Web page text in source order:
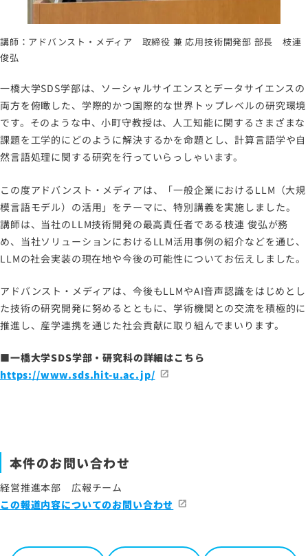
講師：アドバンスト・メディア 取締役 兼 応用技術開発部 部長 枝連
俊弘
一橋大学SDS学部は、ソーシャルサイエンスとデータサイエンスの
両方を俯瞰した、学際的かつ国際的な世界トップレベルの研究環境
です。そのような中、小町守教授は、人工知能に関するさまざまな
課題を工学的にどのように解決するかを命題とし、計算言語学や自
然言語処理に関する研究を行っていらっしゃいます。
この度アドバンスト・メディアは、「一般企業におけるLLM（大規
模言語モデル）の活用」をテーマに、特別講義を実施しました。
講師は、当社のLLM技術開発の最高責任者である枝連 俊弘が務
め、当社ソリューションにおけるLLM活用事例の紹介などを通じ、
LLMの社会実装の現在地や今後の可能性についてお伝えしました。
アドバンスト・メディアは、今後もLLMやAI音声認識をはじめとし
た技術の研究開発に努めるとともに、学術機関との交流を積極的に
推進し、産学連携を通じた社会貢献に取り組んでまいります。
■一橋大学SDS学部・研究科の詳細はこちら
https://www.sds.hit-u.ac.jp/
本件のお問い合わせ
経営推進本部 広報チーム
この報道内容についてのお問い合わせ